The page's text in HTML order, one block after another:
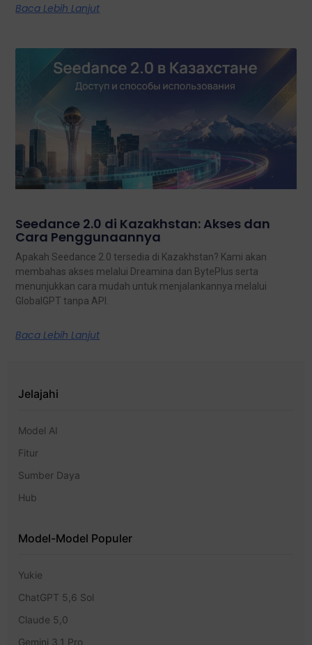
Baca Lebih Lanjut
Seedance 2.0 di Kazakhstan: Akses dan
Cara Penggunaannya
Apakah Seedance 2.0 tersedia di Kazakhstan? Kami akan
membahas akses melalui Dreamina dan BytePlus serta
menunjukkan cara mudah untuk menjalankannya melalui
GlobalGPT tanpa API.
Baca Lebih Lanjut
Jelajahi
Model AI
Fitur
Sumber Daya
Hub
Model-Model Populer
Yukie
ChatGPT 5,6 Sol
Claude 5,0
Gemini 3.1 Pro